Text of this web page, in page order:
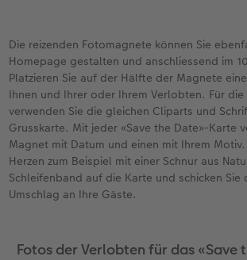
Die reizenden Fotomagnete können Sie
Homepage gestalten und anschliessend im
Platzieren Sie auf der Hälfte der Magnete
Ihnen und Ihrer oder Ihrem Verlobten. Für
verwenden Sie die gleichen Cliparts und
Grusskarte. Mit jeder «Save the Date»-Karte
Magnet mit Datum und einen mit Ihrem
Herzen zum Beispiel mit einer Schnur aus
Schleifenband auf die Karte und schicken Sie
Umschlag an Ihre Gäste.
Fotos der Verlobten für das «Save